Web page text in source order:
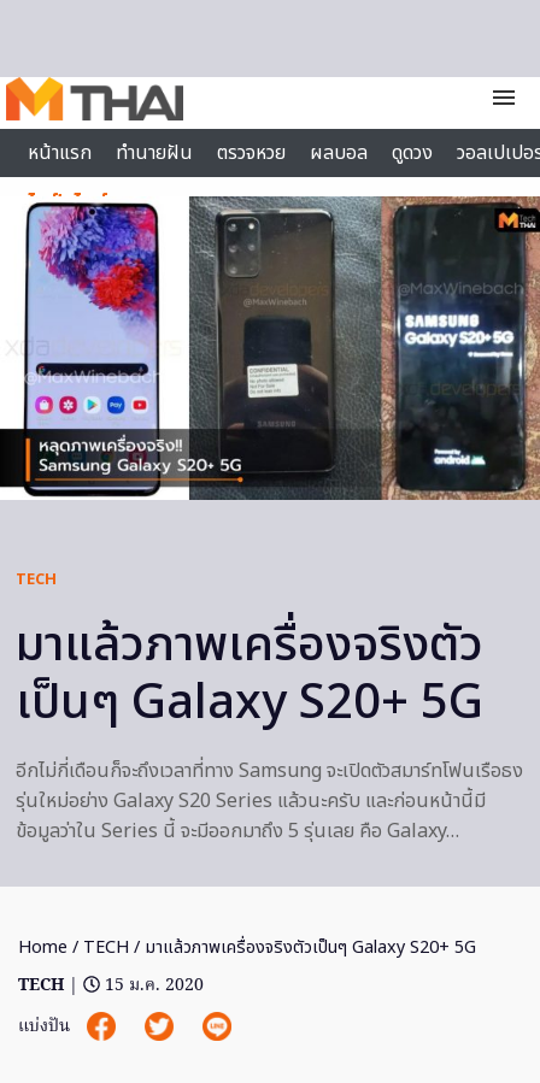
menu
หน้าแรก
ทำนายฝัน ตรวจหวย ผลบอล ดูดวง
วอลเปเป
ไลฟ์สไตล์
TECH
มาแล้วภาพเครื่องจริงตัว
เป็นๆ Galaxy S20+ 5G
อีกไม่กี่เดือนก็จะถึงเวลาที่ทาง Samsung จะเปิดตัวสมาร์ทโฟนเรือธง
รุ่นใหม่อย่าง Galaxy S20 Series แล้วนะครับ และก่อนหน้านี้มี
ข้อมูลว่าใน Series นี้ จะมีออกมาถึง 5 รุ่นเลย คือ Galaxy…
Home / TECH / มาแล้วภาพเครื่องจริงตัวเป็นๆ Galaxy S20+ 5G
TECH |
15 ม.ค. 2020
แบ่งปัน